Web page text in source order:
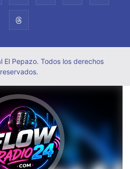
Pepazo. Todos los derechos
reservados.